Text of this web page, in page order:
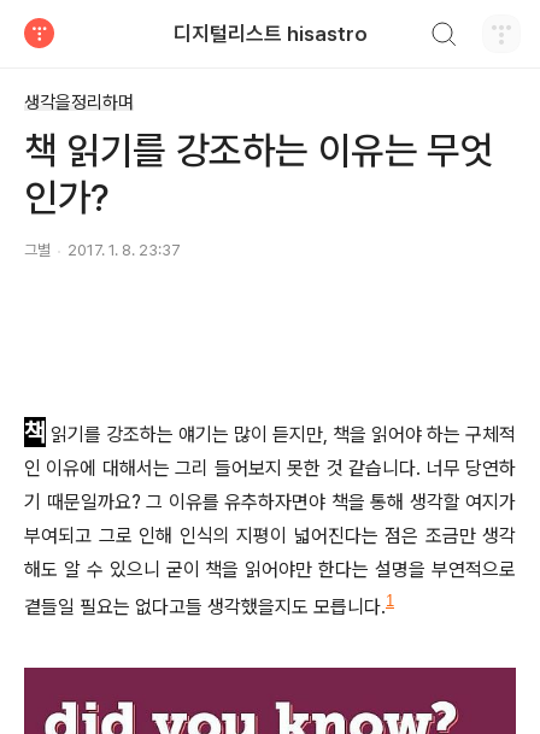
디지털리스트 hisastro
생각을정리하며
책 읽기를 강조하는 이유는 무엇
인가?
그별 2017. 1. 8. 23:37
책 읽기를 강조하는 얘기는 많이 듣지만, 책을 읽어야 하는 구체적
인 이유에 대해서는 그리 들어보지 못한 것 같습니다. 너무 당연하
기 때문일까요? 그 이유를 유추하자면야 책을 통해 생각할 여지가
부여되고 그로 인해 인식의 지평이 넓어진다는 점은 조금만 생각
해도 알 수 있으니 굳이 책을 읽어야만 한다는 설명을 부연적으로
곁들일 필요는 없다고들 생각했을지도 모릅니다.1